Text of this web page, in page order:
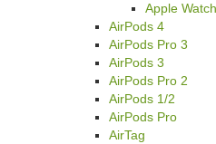
Apple
AirPods 4
AirPods Pro 3
AirPods 3
AirPods Pro 2
AirPods 1/2
AirPods Pro
AirTag